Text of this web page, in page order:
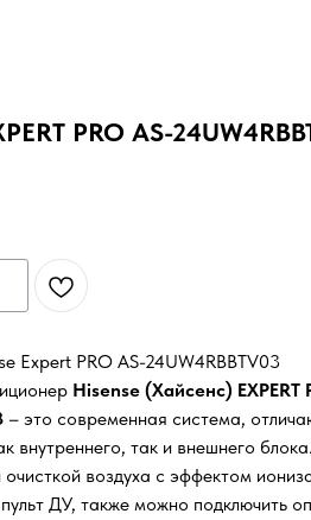
PRO AS-
Expert PRO AS-24UW4RBBTV03
Hisense (Хайсенс) EXPERT
– это современная система,
внутреннего, так и внешнего
воздуха с эффектом
ДУ, также можно подключить